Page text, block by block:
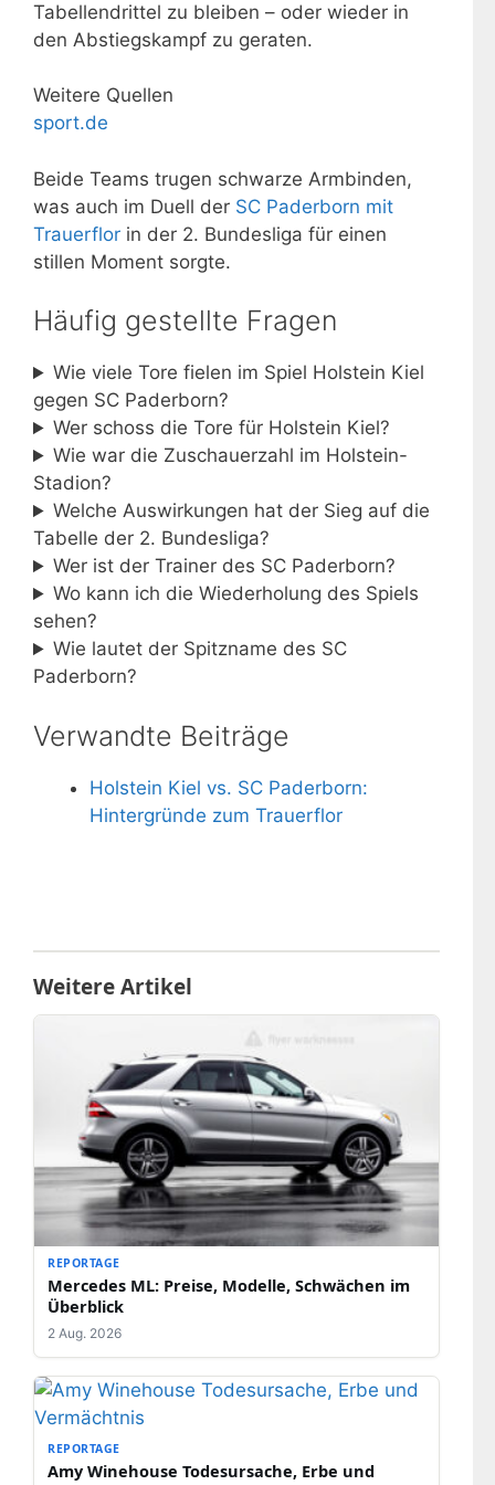
Tabellendrittel zu bleiben – oder wieder in
den Abstiegskampf zu geraten.
Weitere Quellen
sport.de
Beide Teams trugen schwarze Armbinden,
was auch im Duell der SC Paderborn mit
Trauerflor in der 2. Bundesliga für einen
stillen Moment sorgte.
Häufig gestellte Fragen
Wie viele Tore fielen im Spiel Holstein Kiel
gegen SC Paderborn?
Wer schoss die Tore für Holstein Kiel?
Wie war die Zuschauerzahl im Holstein-
Stadion?
Welche Auswirkungen hat der Sieg auf die
Tabelle der 2. Bundesliga?
Wer ist der Trainer des SC Paderborn?
Wo kann ich die Wiederholung des Spiels
sehen?
Wie lautet der Spitzname des SC
Paderborn?
Verwandte Beiträge
Holstein Kiel vs. SC Paderborn:
Hintergründe zum Trauerflor
Weitere Artikel
REPORTAGE
Mercedes ML: Preise, Modelle, Schwächen im
Überblick
2 Aug. 2026
REPORTAGE
Amy Winehouse Todesursache, Erbe und